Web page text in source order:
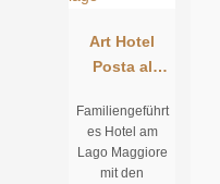
Art Hotel
Posta al
Familiengeführt
es Hotel am
Lago Maggiore
mit den